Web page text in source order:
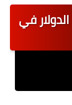
اليومية
في